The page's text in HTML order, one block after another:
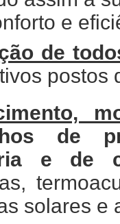
e
de
postos
de
e de
solares e